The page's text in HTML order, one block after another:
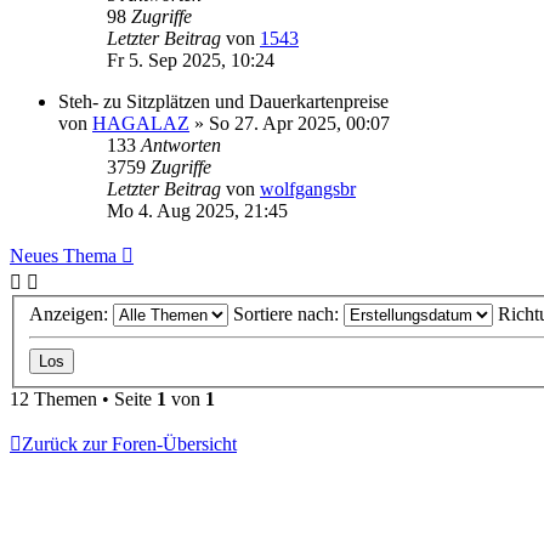
98 Zugriffe
Letzter Beitrag von 1543
Fr 5. Sep 2025, 10:24
Steh- zu Sitzplätzen und Dauerkartenpreise
von HAGALAZ » So 27. Apr 2025, 00:07
133 Antworten
3759 Zugriffe
Letzter Beitrag von wolfgangsbr
Mo 4. Aug 2025, 21:45
Neues Thema
Anzeigen: Sortiere nach:
12 Themen • Seite 1 von 1
Zurück zur Foren-Übersicht